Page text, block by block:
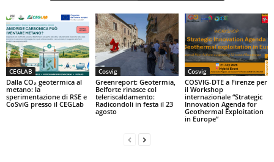
CEGLAB
Dalla CO₂ geotermica al
metano: la
sperimentazione di RSE e
CoSviG presso il CEGLab
Cosvig
Greenreport: Geotermia,
Belforte rinasce col
teleriscaldamento:
Radicondoli in festa il 23
agosto
Cosvig
COSVIG-DTE a Firenze per
il Workshop
internazionale “Strategic
Innovation Agenda for
Geothermal Exploitation
in Europe”